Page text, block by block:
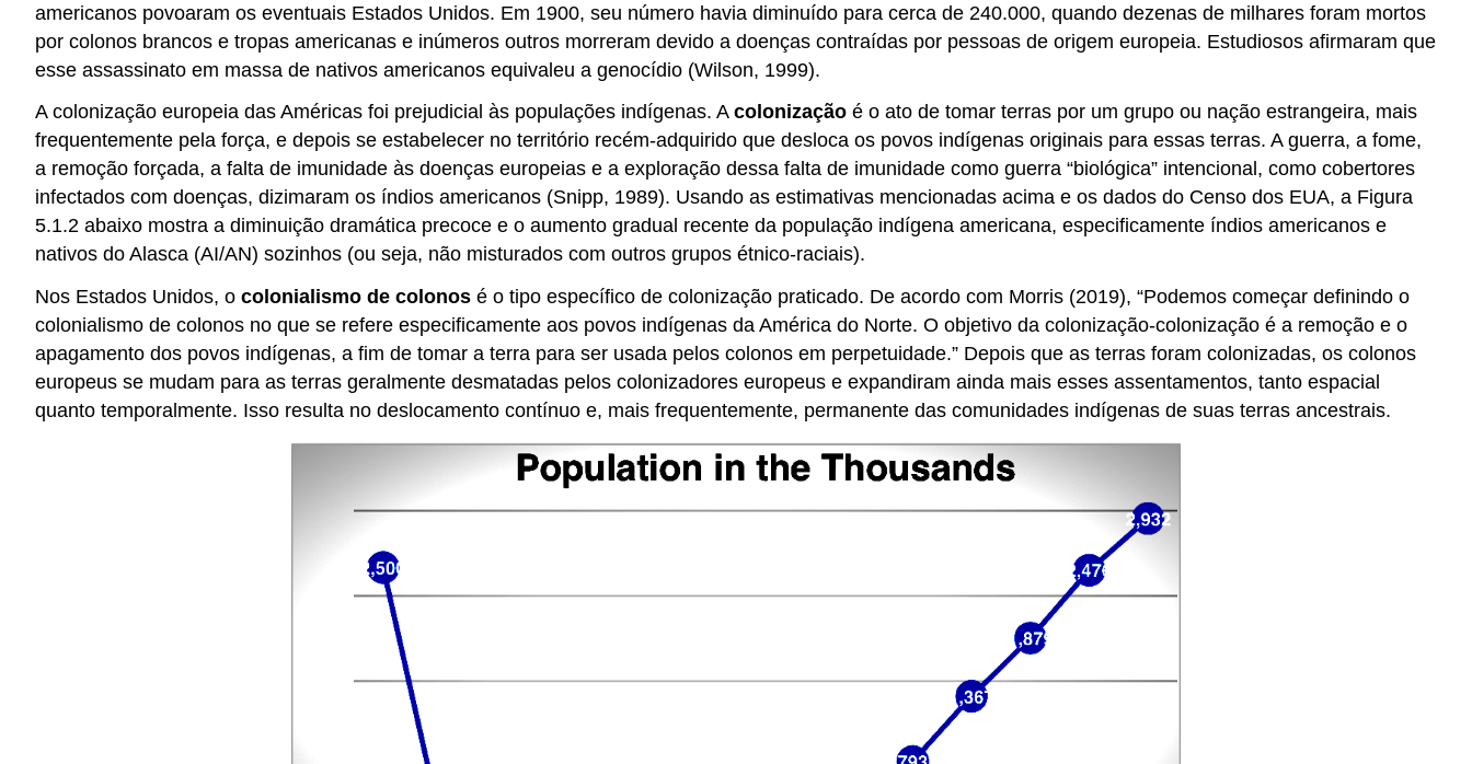
americanos povoaram os eventuais Estados Unidos. Em 1900, seu número havia diminuído para cerca de 240.000, quando dezenas de milhares foram mortos
por colonos brancos e tropas americanas e inúmeros outros morreram devido a doenças contraídas por pessoas de origem europeia. Estudiosos afirmaram que
esse assassinato em massa de nativos americanos equivaleu a genocídio (Wilson, 1999).
A colonização europeia das Américas foi prejudicial às populações indígenas. A colonização é o ato de tomar terras por um grupo ou nação estrangeira, mais
frequentemente pela força, e depois se estabelecer no território recém-adquirido que desloca os povos indígenas originais para essas terras. A guerra, a fome,
a remoção forçada, a falta de imunidade às doenças europeias e a exploração dessa falta de imunidade como guerra “biológica” intencional, como cobertores
infectados com doenças, dizimaram os índios americanos (Snipp, 1989). Usando as estimativas mencionadas acima e os dados do Censo dos EUA, a Figura
5.1.2 abaixo mostra a diminuição dramática precoce e o aumento gradual recente da população indígena americana, especificamente índios americanos e
nativos do Alasca (AI/AN) sozinhos (ou seja, não misturados com outros grupos étnico-raciais).
Nos Estados Unidos, o colonialismo de colonos é o tipo específico de colonização praticado. De acordo com Morris (2019), “Podemos começar definindo o
colonialismo de colonos no que se refere especificamente aos povos indígenas da América do Norte. O objetivo da colonização-colonização é a remoção e o
apagamento dos povos indígenas, a fim de tomar a terra para ser usada pelos colonos em perpetuidade.” Depois que as terras foram colonizadas, os colonos
europeus se mudam para as terras geralmente desmatadas pelos colonizadores europeus e expandiram ainda mais esses assentamentos, tanto espacial
quanto temporalmente. Isso resulta no deslocamento contínuo e, mais frequentemente, permanente das comunidades indígenas de suas terras ancestrais.